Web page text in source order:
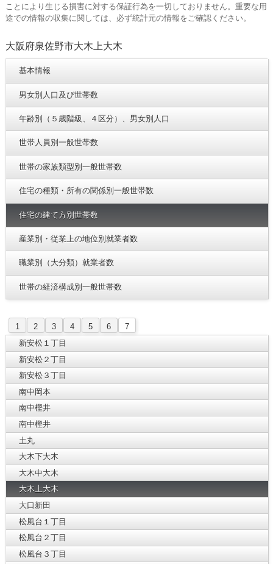
ことにより生じる損害に対する保証行為を一切しておりません。重要な用
途での情報の収集に関しては、必ず統計元の情報をご確認ください。
大阪府泉佐野市大木上大木
基本情報
男女別人口及び世帯数
年齢別（５歳階級、４区分）、男女別人口
世帯人員別一般世帯数
世帯の家族類型別一般世帯数
住宅の種類・所有の関係別一般世帯数
住宅の建て方別世帯数
産業別・従業上の地位別就業者数
職業別（大分類）就業者数
世帯の経済構成別一般世帯数
1 2 3 4 5 6
7
新安松１丁目
新安松２丁目
新安松３丁目
南中岡本
南中樫井
南中樫井
土丸
大木下大木
大木中大木
大木上大木
大口新田
松風台１丁目
松風台２丁目
松風台３丁目